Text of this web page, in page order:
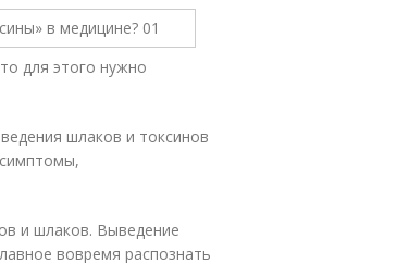
для этого нужно
шлаков и токсинов
и шлаков. Выведение
вовремя распознать